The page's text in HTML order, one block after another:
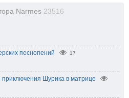
Narmes 23516
песнопений 17
Шурика в матрице